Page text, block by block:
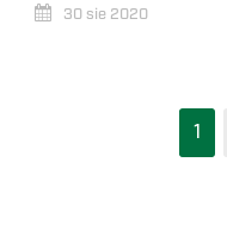
30 sie 2020
1